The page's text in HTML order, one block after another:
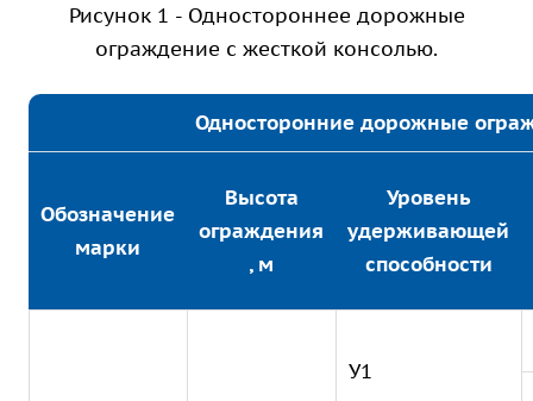
Рисунок 1 - Одностороннее дорожные
ограждение с жесткой консолью.
Односторонние дорожные
Обозначение
марки
Высота
ограждения
, м
Уровень
удерживающей
способности
У1